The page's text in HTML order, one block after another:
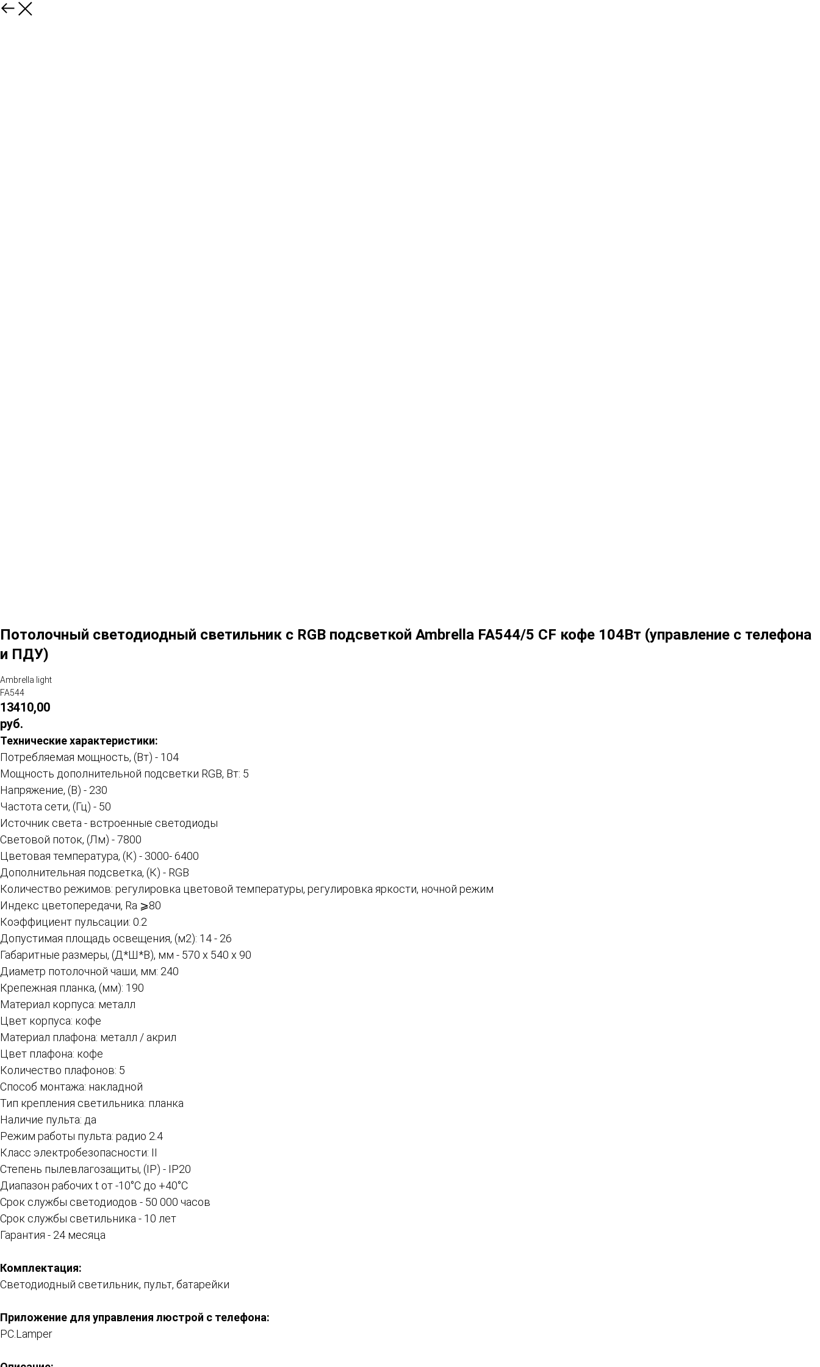
Потолочный светодиодный светильник с RGB подсветкой Ambrella FA544/5 CF кофе 104Вт (управление с телефона
и ПДУ)
Ambrella light
FA544
13410,00
руб.
Технические характеристики:
Потребляемая мощность, (Вт) - 104
Мощность дополнительной подсветки RGB, Вт: 5
Напряжение, (В) - 230
Частота сети, (Гц) - 50
Источник света - встроенные светодиоды
Световой поток, (Лм) - 7800
Цветовая температура, (К) - 3000- 6400
Дополнительная подсветка, (К) - RGB
Количество режимов: регулировка цветовой температуры, регулировка яркости, ночной режим
Индекс цветопередачи, Ra ⩾80
Коэффициент пульсации: 0.2
Допустимая площадь освещения, (м2): 14 - 26
Габаритные размеры, (Д*Ш*В), мм - 570 х 540 х 90
Диаметр потолочной чаши, мм: 240
Крепежная планка, (мм): 190
Материал корпуса: металл
Цвет корпуса: кофе
Материал плафона: металл / акрил
Цвет плафона: кофе
Количество плафонов: 5
Способ монтажа: накладной
Тип крепления светильника: планка
Наличие пульта: да
Режим работы пульта: радио 2.4
Класс электробезопасности: II
Степень пылевлагозащиты, (IP) - IP20
Диапазон рабочих t от -10°C до +40°С
Срок службы светодиодов - 50 000 часов
Срок службы светильника - 10 лет
Гарантия - 24 месяца
Комплектация:
Светодиодный светильник, пульт, батарейки
Приложение для управления люстрой с телефона:
PC.Lamper